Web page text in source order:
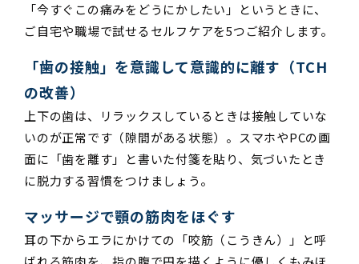
「今すぐこの痛みをどうにかしたい」というときに、
ご自宅や職場で試せるセルフケアを5つご紹介します。
「歯の接触」を意識して意識的に離す（TCH
の改善）
上下の歯は、リラックスしているときは接触していな
いのが正常です（隙間がある状態）。スマホやPCの画
面に「歯を離す」と書いた付箋を貼り、気づいたとき
に脱力する習慣をつけましょう。
マッサージで顎の筋肉をほぐす
耳の下からエラにかけての「咬筋（こうきん）」と呼